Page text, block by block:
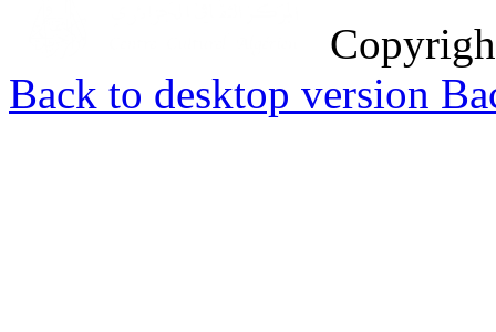
Back to desktop version